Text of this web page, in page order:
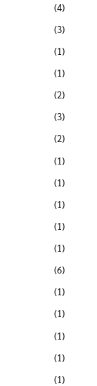
(4)
(3)
(1)
(1)
(2)
(3)
(2)
(1)
(1)
(1)
(1)
(1)
(6)
(1)
(1)
(1)
(1)
(1)